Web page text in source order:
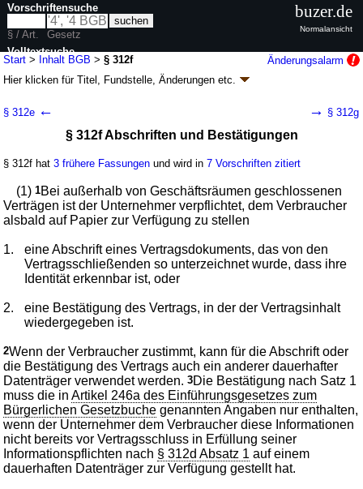
Start > Inhalt BGB >§ 312f
Änderungsalarm
Hier klicken fürTitel, Fundstelle, Änderungen etc.
geändert durch Artikel 6G. v. 23.07.2026BGBl. 2026 I Nr. 226
Einführungsgesetz und zugehörige Gesetze
Buch 2 Recht der Schuldverhältnisse
Abschnitt 3 Schuldverhältnisse aus Verträgen
Titel 1 Begründung, Inhalt und Beendigung
Untertitel 2 Grundsätze bei Verbraucherverträgen
und besondere Vertriebsformen
Kapitel 2 Außerhalb von Geschäftsräumen
geschlossene Verträge und
Fernabsatzverträge
§ 312e ← → § 312g
§ 312f Abschriften und Bestätigungen
§ 312f hat3 frühere Fassungen und wird in7 Vorschriften zitiert
(1)1Bei außerhalb von Geschäftsräumen geschlossenen
Verträgen ist der Unternehmer verpflichtet, dem Verbraucher
alsbald auf Papier zur Verfügung zu stellen
1.
eine Abschrift eines Vertragsdokuments, das von den
Vertragsschließenden so unterzeichnet wurde, dass ihre
Identität erkennbar ist, oder
2.
eine Bestätigung des Vertrags, in der der Vertragsinhalt
wiedergegeben ist.
2Wenn der Verbraucher zustimmt, kann für die Abschrift oder
die Bestätigung des Vertrags auch ein anderer dauerhafter
Datenträger verwendet werden.3Die Bestätigung nach Satz 1
muss die inArtikel 246a des Einführungsgesetzes zum
Bürgerlichen Gesetzbuche genannten Angaben nur enthalten,
wenn der Unternehmer dem Verbraucher diese Informationen
nicht bereits vor Vertragsschluss in Erfüllung seiner
Informationspflichten nach § 312d Absatz 1 auf einem
dauerhaften Datenträger zur Verfügung gestellt hat.
Vorschriftensuche
§ / Art.
Gesetz
Volltextsuche
nur in BGB
buzer.de
Normalansicht